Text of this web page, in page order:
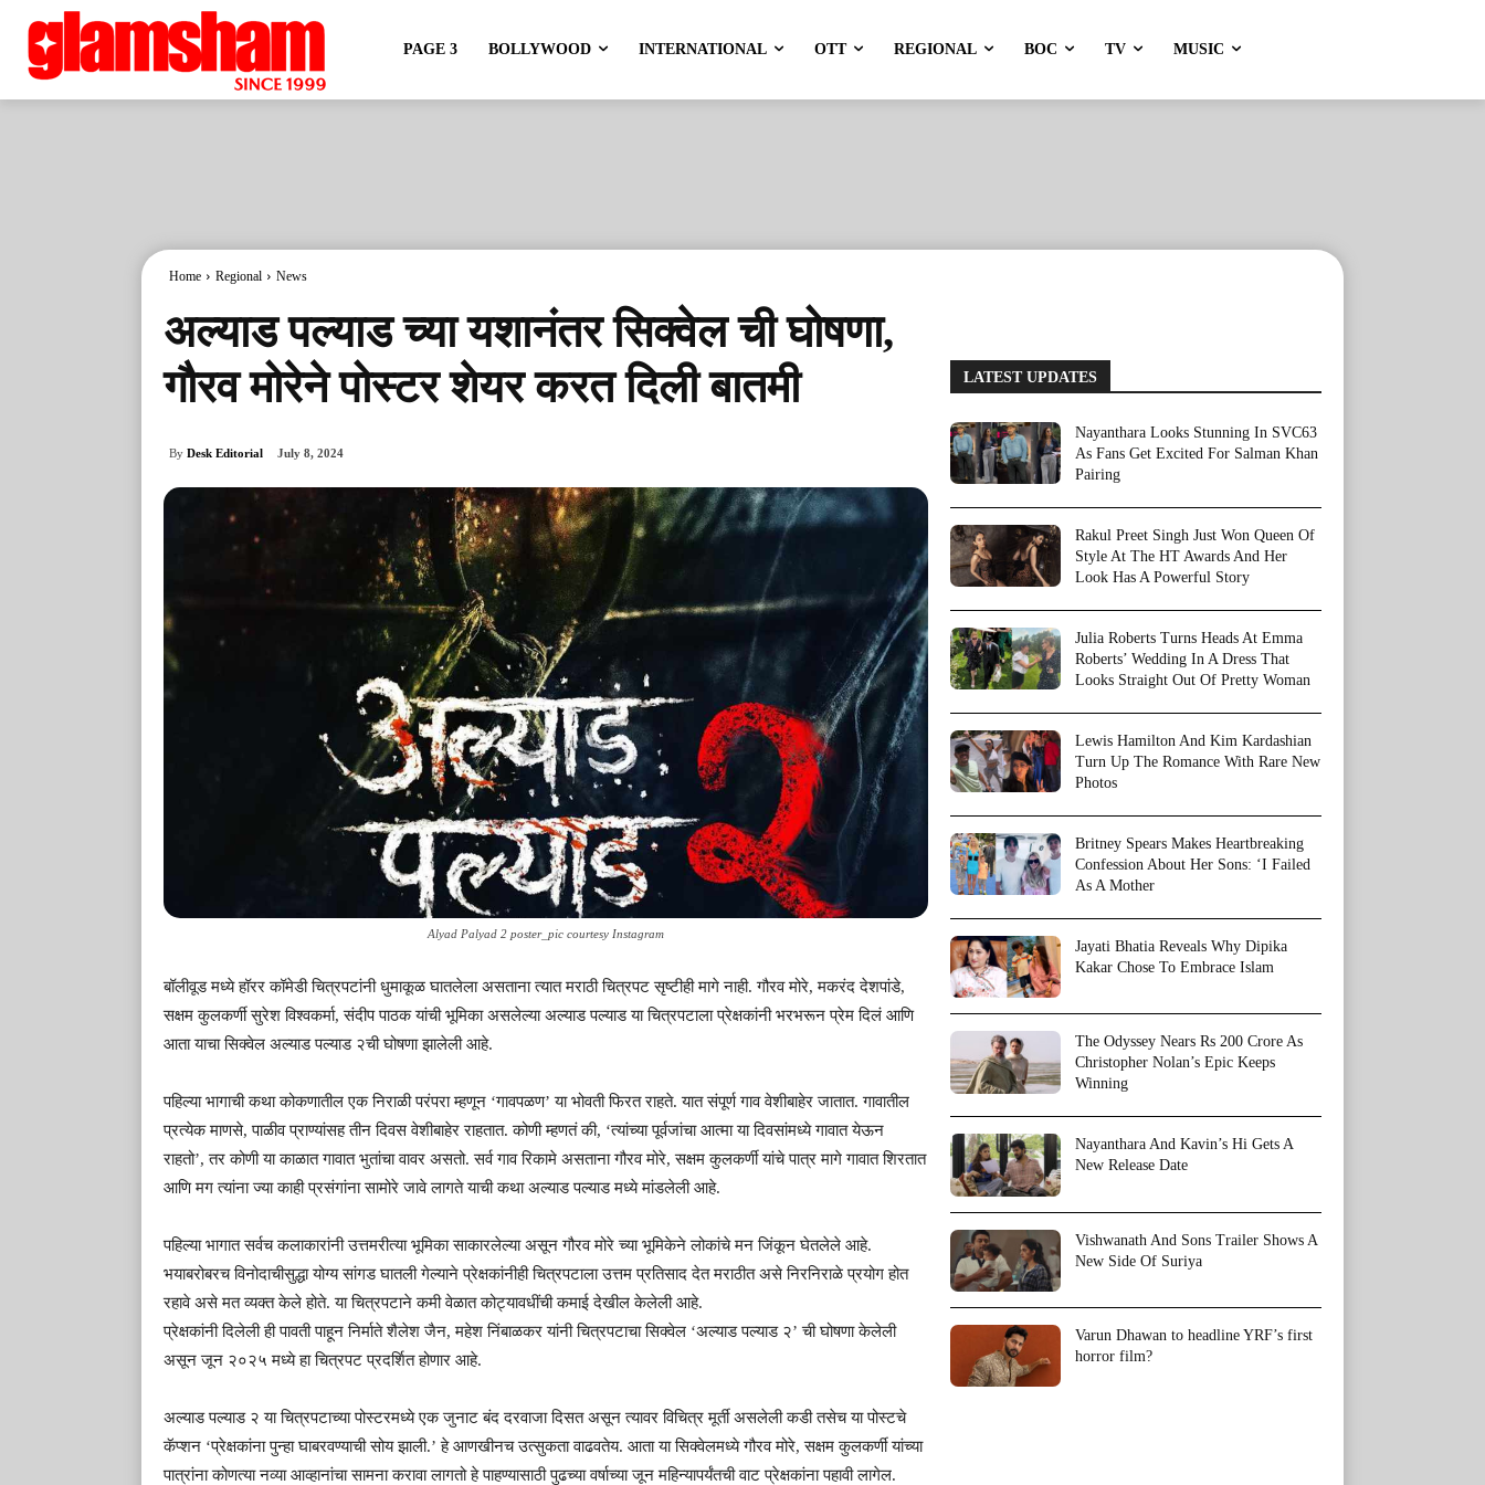
PAGE 3 BOLLYWOOD INTERNATIONAL OTT REGIONAL BOC TV MUSIC
Home Regional News
अल्याड पल्याड च्या यशानंतर सिक्वेल ची घोषणा,
गौरव मोरेने पोस्टर शेयर करत दिली बातमी
By Desk Editorial July 8, 2024
Alyad Palyad 2 poster_pic courtesy Instagram
बॉलीवूड मध्ये हॉरर कॉमेडी चित्रपटांनी धुमाकूळ घातलेला असताना त्यात मराठी चित्रपट सृष्टीही मागे नाही. गौरव मोरे, मकरंद देशपांडे,
सक्षम कुलकर्णी सुरेश विश्वकर्मा, संदीप पाठक यांची भूमिका असलेल्या अल्याड पल्याड या चित्रपटाला प्रेक्षकांनी भरभरून प्रेम दिलं आणि
आता याचा सिक्वेल अल्याड पल्याड २ची घोषणा झालेली आहे.
पहिल्या भागाची कथा कोकणातील एक निराळी परंपरा म्हणून ‘गावपळण’ या भोवती फिरत राहते. यात संपूर्ण गाव वेशीबाहेर जातात. गावातील
प्रत्येक माणसे, पाळीव प्राण्यांसह तीन दिवस वेशीबाहेर राहतात. कोणी म्हणतं की, ‘त्यांच्या पूर्वजांचा आत्मा या दिवसांमध्ये गावात येऊन
राहतो’, तर कोणी या काळात गावात भुतांचा वावर असतो. सर्व गाव रिकामे असताना गौरव मोरे, सक्षम कुलकर्णी यांचे पात्र मागे गावात शिरतात
आणि मग त्यांना ज्या काही प्रसंगांना सामोरे जावे लागते याची कथा अल्याड पल्याड मध्ये मांडलेली आहे.
पहिल्या भागात सर्वच कलाकारांनी उत्तमरीत्या भूमिका साकारलेल्या असून गौरव मोरे च्या भूमिकेने लोकांचे मन जिंकून घेतलेले आहे.
भयाबरोबरच विनोदाचीसुद्धा योग्य सांगड घातली गेल्याने प्रेक्षकांनीही चित्रपटाला उत्तम प्रतिसाद देत मराठीत असे निरनिराळे प्रयोग होत
रहावे असे मत व्यक्त केले होते. या चित्रपटाने कमी वेळात कोट्यावधींची कमाई देखील केलेली आहे.
प्रेक्षकांनी दिलेली ही पावती पाहून निर्माते शैलेश जैन, महेश निंबाळकर यांनी चित्रपटाचा सिक्वेल ‘अल्याड पल्याड २’ ची घोषणा केलेली
असून जून २०२५ मध्ये हा चित्रपट प्रदर्शित होणार आहे.
अल्याड पल्याड २ या चित्रपटाच्या पोस्टरमध्ये एक जुनाट बंद दरवाजा दिसत असून त्यावर विचित्र मूर्ती असलेली कडी तसेच या पोस्टचे
कॅप्शन ‘प्रेक्षकांना पुन्हा घाबरवण्याची सोय झाली.’ हे आणखीनच उत्सुकता वाढवतेय. आता या सिक्वेलमध्ये गौरव मोरे, सक्षम कुलकर्णी यांच्या
पात्रांना कोणत्या नव्या आव्हानांचा सामना करावा लागतो हे पाहण्यासाठी पुढच्या वर्षाच्या जून महिन्यापर्यंतची वाट प्रेक्षकांना पहावी लागेल.
LATEST UPDATES
Nayanthara Looks Stunning In SVC63
As Fans Get Excited For Salman Khan
Pairing
Rakul Preet Singh Just Won Queen Of
Style At The HT Awards And Her
Look Has A Powerful Story
Julia Roberts Turns Heads At Emma
Roberts’ Wedding In A Dress That
Looks Straight Out Of Pretty Woman
Lewis Hamilton And Kim Kardashian
Turn Up The Romance With Rare New
Photos
Britney Spears Makes Heartbreaking
Confession About Her Sons: ‘I Failed
As A Mother
Jayati Bhatia Reveals Why Dipika
Kakar Chose To Embrace Islam
The Odyssey Nears Rs 200 Crore As
Christopher Nolan’s Epic Keeps
Winning
Nayanthara And Kavin’s Hi Gets A
New Release Date
Vishwanath And Sons Trailer Shows A
New Side Of Suriya
Varun Dhawan to headline YRF’s first
horror film?